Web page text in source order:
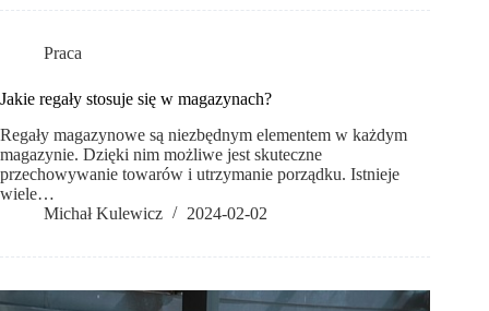
Praca
Jakie regały stosuje się w magazynach?
Regały magazynowe są niezbędnym elementem w każdym
magazynie. Dzięki nim możliwe jest skuteczne
przechowywanie towarów i utrzymanie porządku. Istnieje
wiele…
Michał Kulewicz
2024-02-02